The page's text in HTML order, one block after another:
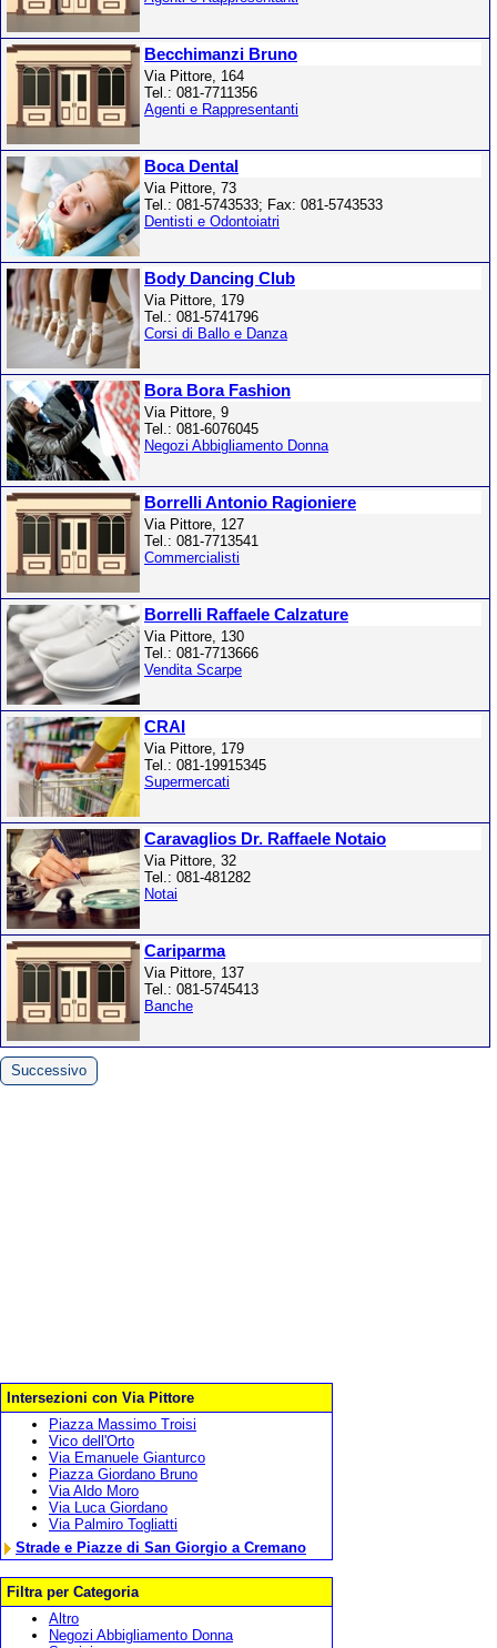
Becchimanzi Bruno
Via Pittore, 164
Tel.: 081-7711356
Agenti e Rappresentanti
Boca Dental
Via Pittore, 73
Tel.: 081-5743533; Fax: 081-5743533
Dentisti e Odontoiatri
Body Dancing Club
Via Pittore, 179
Tel.: 081-5741796
Corsi di Ballo e Danza
Bora Bora Fashion
Via Pittore, 9
Tel.: 081-6076045
Negozi Abbigliamento Donna
Borrelli Antonio Ragioniere
Via Pittore, 127
Tel.: 081-7713541
Commercialisti
Borrelli Raffaele Calzature
Via Pittore, 130
Tel.: 081-7713666
Vendita Scarpe
CRAI
Via Pittore, 179
Tel.: 081-19915345
Supermercati
Caravaglios Dr. Raffaele Notaio
Via Pittore, 32
Tel.: 081-481282
Notai
Cariparma
Via Pittore, 137
Tel.: 081-5745413
Banche
Successivo
Intersezioni con Via Pittore
Piazza Massimo Troisi
Vico dell'Orto
Via Emanuele Gianturco
Piazza Giordano Bruno
Via Aldo Moro
Via Luca Giordano
Via Palmiro Togliatti
Strade e Piazze di San Giorgio a Cremano
Filtra per Categoria
Altro
Negozi Abbigliamento Donna